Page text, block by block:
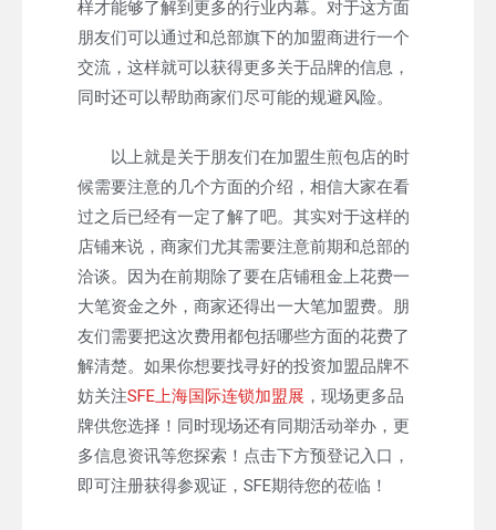
样才能够了解到更多的行业内幕。对于这方面
朋友们可以通过和总部旗下的加盟商进行一个
交流，这样就可以获得更多关于品牌的信息，
同时还可以帮助商家们尽可能的规避风险。
以上就是关于朋友们在加盟生煎包店的时
候需要注意的几个方面的介绍，相信大家在看
过之后已经有一定了解了吧。其实对于这样的
店铺来说，商家们尤其需要注意前期和总部的
洽谈。因为在前期除了要在店铺租金上花费一
大笔资金之外，商家还得出一大笔加盟费。朋
友们需要把这次费用都包括哪些方面的花费了
解清楚。如果你想要找寻好的投资加盟品牌不
妨关注SFE上海国际连锁加盟展 ，现场更多品
牌供您选择！同时现场还有同期活动举办，更
多信息资讯等您探索！点击下方预登记入口，
即可注册获得参观证，SFE期待您的莅临！